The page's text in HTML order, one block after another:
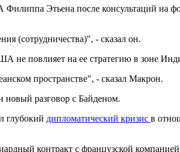
Этьена после консультаций на
(сотрудничества)", - сказал он.
повлияет на ее стратегию в зоне
пространстве", - сказал Макрон.
новый разговор с Байденом.
глубокий дипломатический кризис в
контракт с французской